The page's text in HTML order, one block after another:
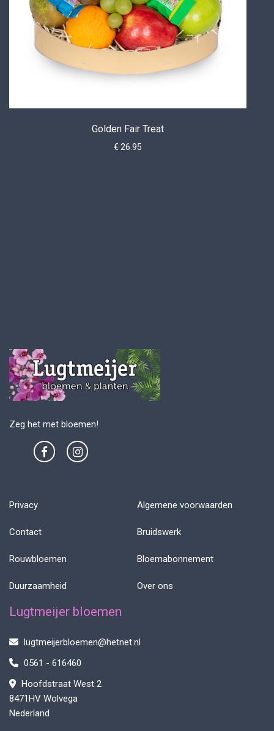
Golden Fair Treat
€ 26.95
Zeg het met bloemen!
Privacy Algemene voorwaarden
Contact Bruidswerk
Rouwbloemen Bloemabonnement
Duurzaamheid Over ons
Lugtmeijer bloemen
lugtmeijerbloemen@hetnet.nl
0561 - 616460
Hoofdstraat West 2
8471HV Wolvega
Nederland